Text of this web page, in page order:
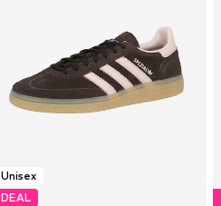
Unisex
DEAL